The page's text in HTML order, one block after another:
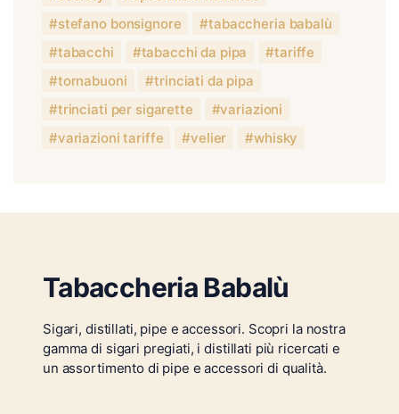
stefano bonsignore
tabaccheria babalù
tabacchi
tabacchi da pipa
tariffe
tornabuoni
trinciati da pipa
trinciati per sigarette
variazioni
variazioni tariffe
velier whisky
Tabaccheria Babalù
Sigari, distillati, pipe e accessori. Scopri la nostra
gamma di sigari pregiati, i distillati più ricercati e
un assortimento di pipe e accessori di qualità.